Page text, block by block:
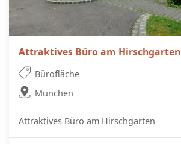
Attraktives Büro am Hirschgarten
Bürofläche
München
Attraktives Büro am Hirschgarten